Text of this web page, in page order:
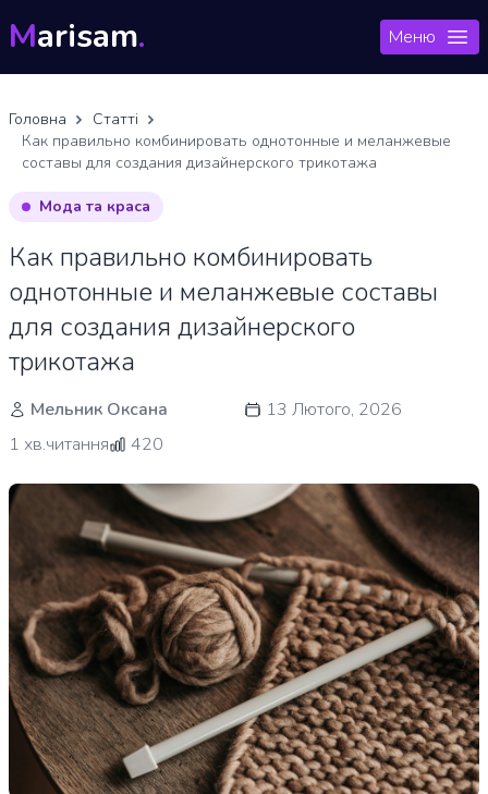
Marisam. Меню
Головна
Статті
Как правильно комбинировать однотонные и меланжевые
составы для создания дизайнерского трикотажа
Мода та краса
Как правильно комбинировать
однотонные и меланжевые составы
для создания дизайнерского
трикотажа
Мельник Оксана
13 Лютого, 2026
1 хв.читання
420